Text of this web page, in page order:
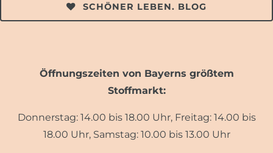
SCHÖNER LEBEN. BLOG
Öffnungszeiten von Bayerns größtem
Stoffmarkt:
Donnerstag: 14.00 bis 18.00 Uhr, Freitag: 14.00 bis
18.00 Uhr, Samstag: 10.00 bis 13.00 Uhr